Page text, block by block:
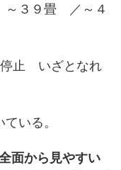
３９畳 ／～４
止 いざとなれ
いる。
面から見やすい